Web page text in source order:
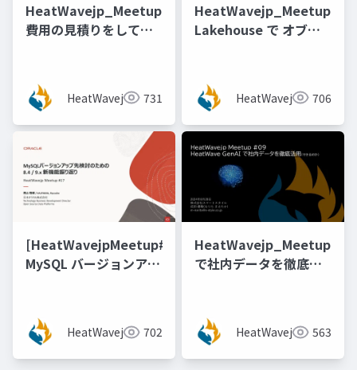
費用の見積りをしてみ
HeatWavejp 731
Lakehouse で オブジ
か試してみた！
[@vidaisuki 氏]
HeatWavejp 706
[HeatWavejpMeetup#17]
MySQL バージョンアッ
山 隆輔氏 (日本オラク
ル株式会社)]HeatWavejp 702
で社内データを徹底活
HeatWavejp 563